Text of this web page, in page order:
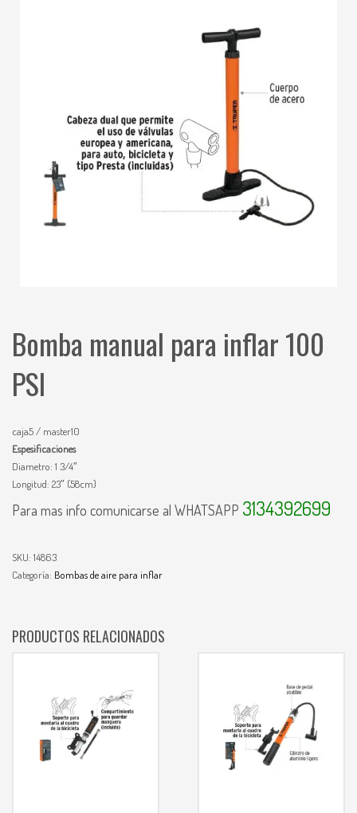
Bomba manual para inflar 100
PSI
caja5 / master10
Espesificaciones
Diametro: 1 3/4″
Longitud: 23″ (58cm)
Para mas info comunicarse al WHATSAPP 3134392699
SKU: 14863
Categoría: Bombas de aire para inflar
PRODUCTOS RELACIONADOS